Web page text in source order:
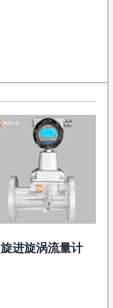
旋进旋涡流量计